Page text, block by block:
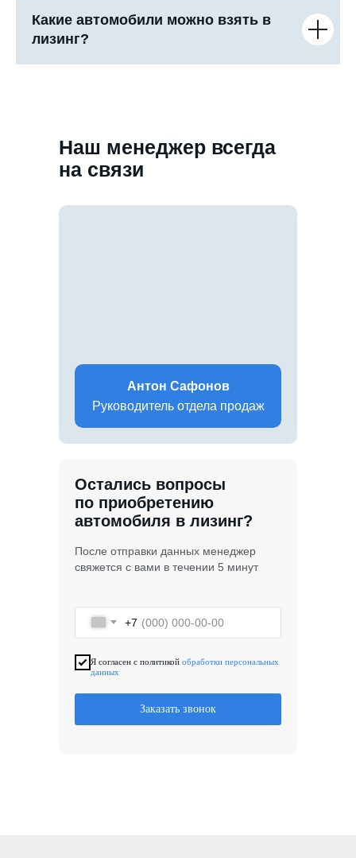
Какие автомобили можно взять в
лизинг?
Наш менеджер всегда
на связи
+7
Я согласен с политикой обработки персональных
данных
Заказать звонок
Остались вопросы
по приобретению
автомобиля в лизинг?
После отправки данных менеджер
свяжется с вами в течении 5 минут
Антон Сафонов
Руководитель отдела продаж